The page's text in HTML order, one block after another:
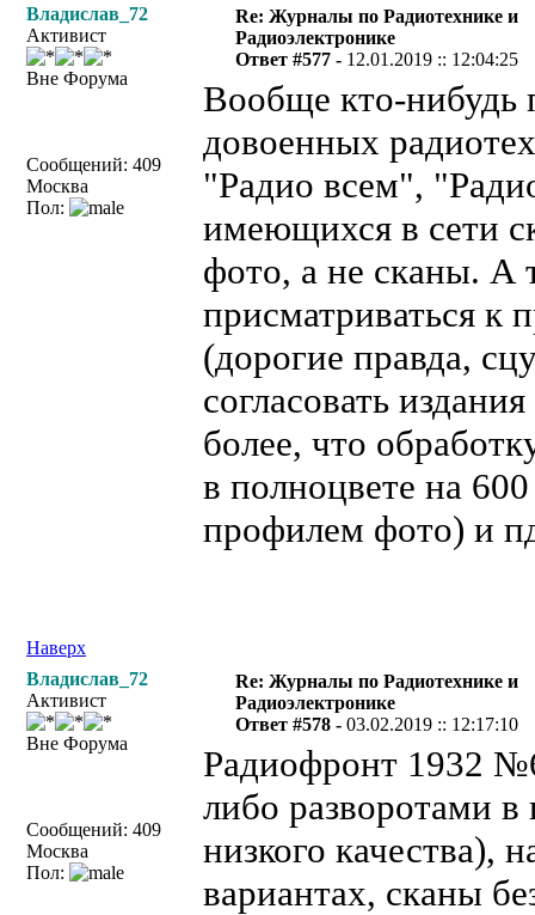
Владислав_72
Активист
Вне Форума
Сообщений: 409
Москва
Пол:
Re: Журналы по Радиотехнике и
Радиоэлектронике
Ответ #577 - 12.01.2019 :: 12:04:25
Вообще кто-нибудь
довоенных
"Радио всем",
имеющихся в сети
фото, а не сканы. А
присматриваться к
(дорогие правда,
согласовать
более, что
в полноцвете на
профилем фото) и
Наверх
Владислав_72
Активист
Вне Форума
Сообщений: 409
Москва
Пол:
Re: Журналы по Радиотехнике и
Радиоэлектронике
Ответ #578 -03.02.2019 :: 12:17:10
Радиофронт 1932
либо разворотами
низкого качества),
вариантах, сканы